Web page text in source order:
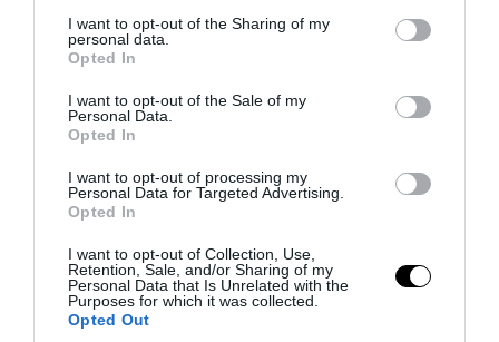
not limited to your visit or usage behaviour. You may click to
grant or deny consent to Google and its third-party tags to
use your data for below specified purposes in below Google
consent section.
I want to opt-out of the Sharing of my
personal data.
Opted In
I want to opt-out of the Sale of my
Personal Data.
Opted In
I want to opt-out of processing my
Personal Data for Targeted Advertising.
Opted In
I want to opt-out of Collection, Use,
Retention, Sale, and/or Sharing of my
Personal Data that Is Unrelated with the
Purposes for which it was collected.
Opted Out
PRONEWS.GR /ΔΙΕΘΝΗΣ ΑΣΦΑΛΕΙΑ
Το Ιράν φέρνει μπλόκο και πρόστιμα στα
Στενά του Ορμούζ για «εχθρικά» πλοία –
Συν 20% στα φορτία